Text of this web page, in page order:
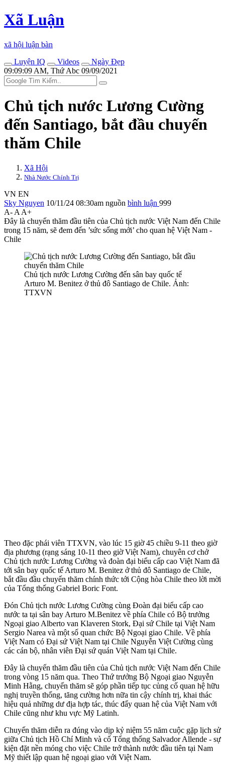
Xã Luận
xã hội luận bàn
Luyện IQ
Videos
Ngày Đẹp
09:09:09 AM, Thứ Abc 09/09/2021
Chủ tịch nước Lương Cường
đến Santiago, bắt đầu chuyến
thăm Chile
Xã Hội
Nhà Nước Chính Trị
VN EN
Sky Nguyen 10/11/24 08:30am nguồn bình luận 999
A- A A+
Đây là chuyến thăm đầu tiên của Chủ tịch nước Việt Nam đến Chile
trong 15 năm, sẽ đem đến ’sức sống mới’ cho quan hệ Việt Nam -
Chile
Chủ tịch nước Lương Cường đến sân bay quốc tế
Arturo M. Benitez ở thủ đô Santiago de Chile. Ảnh:
TTXVN
Theo đặc phái viên TTXVN, vào lúc 15 giờ 45 chiều 9-11 theo giờ
địa phương (rạng sáng 10-11 theo giờ Việt Nam), chuyên cơ chở
Chủ tịch nước Lương Cường và đoàn đại biểu cấp cao Việt Nam đã
tới sân bay quốc tế Arturo M. Benitez ở thủ đô Santiago de Chile,
bắt đầu đầu chuyến thăm chính thức tới Cộng hòa Chile theo lời mời
của Tổng thống Gabriel Boric Font.
Đón Chủ tịch nước Lương Cường cùng Đoàn đại biểu cấp cao
nước ta tại sân bay Arturo M.Benitez về phía Chile có Bộ trưởng
Ngoại giao Alberto van Klaveren Stork, Đại sứ Chile tại Việt Nam
Sergio Narea và một số quan chức Bộ Ngoại giao Chile. Về phía
Việt Nam có Đại sứ Việt Nam tại Chile Nguyễn Việt Cường cùng
các cán bộ, nhân viên Đại sứ quán Việt Nam tại Chile.
Đây là chuyến thăm đầu tiên của Chủ tịch nước Việt Nam đến Chile
trong vòng 15 năm qua. Theo Thứ trưởng Bộ Ngoại giao Nguyễn
Minh Hằng, chuyến thăm sẽ góp phần tiếp tục củng cố quan hệ hữu
nghị truyền thống, tăng cường hơn nữa tin cậy chính trị, khai thác
hiệu quả những dư địa hợp tác, thúc đẩy quan hệ của Việt Nam với
Chile cũng như khu vực Mỹ Latinh.
Chuyến thăm diễn ra đúng vào dịp kỷ niệm 55 năm cuộc gặp lịch sử
giữa Chủ tịch Hồ Chí Minh và cố Tổng thống Salvador Allende - sự
kiện đặt nền móng cho việc Chile trở thành nước đầu tiên tại Nam
Mỹ thiết lập quan hệ ngoại giao với Việt Nam.